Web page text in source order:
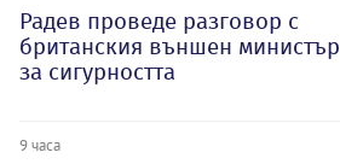
Радев проведе разговор с
британския външен министър
за сигурността
9 часа